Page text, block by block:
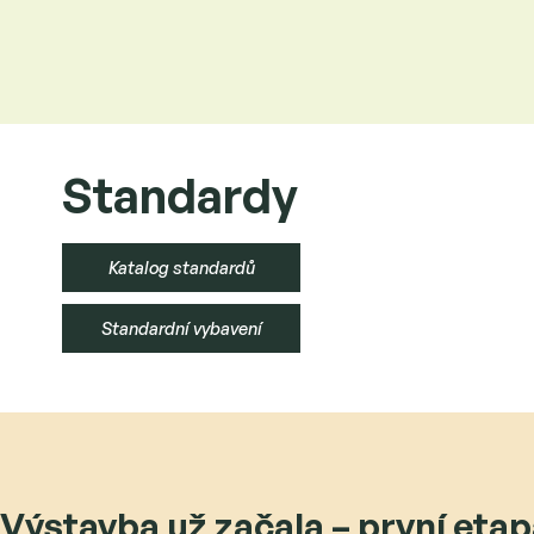
Standardy
Katalog standardů
Standardní vybavení
Výstavba už začala – první